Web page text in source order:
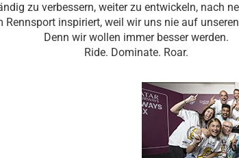
zu verbessern, weiter zu entwickeln, nach
Rennsport inspiriert, weil wir uns nie auf
Denn wir wollen immer besser werden.
Ride. Dominate. Roar.